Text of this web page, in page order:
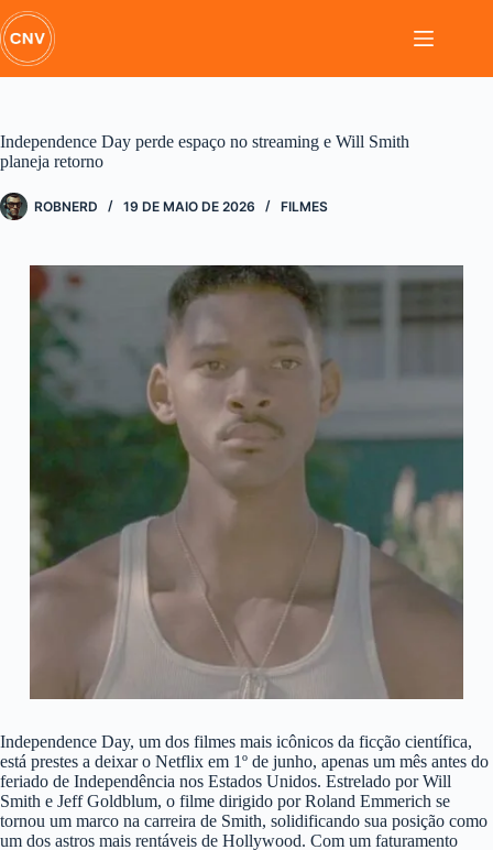
Pular
para
o
conteúdo
Independence Day perde espaço no streaming e Will Smith
planeja retorno
ROBNERD 19 DE MAIO DE 2026 FILMES
Independence Day, um dos filmes mais icônicos da ficção científica,
está prestes a deixar o Netflix em 1º de junho, apenas um mês antes do
feriado de Independência nos Estados Unidos. Estrelado por Will
Smith e Jeff Goldblum, o filme dirigido por Roland Emmerich se
tornou um marco na carreira de Smith, solidificando sua posição como
um dos astros mais rentáveis de Hollywood. Com um faturamento